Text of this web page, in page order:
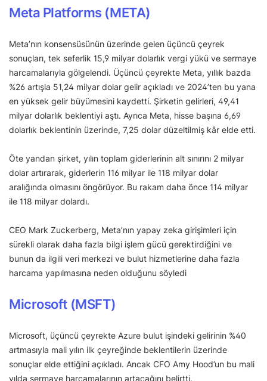
Meta Platforms (META)
Meta’nın konsensüsünün üzerinde gelen üçüncü çeyrek
sonuçları, tek seferlik 15,9 milyar dolarlık vergi yükü ve sermaye
harcamalarıyla gölgelendi. Üçüncü çeyrekte Meta, yıllık bazda
%26 artışla 51,24 milyar dolar gelir açıkladı ve 2024’ten bu yana
en yüksek gelir büyümesini kaydetti. Şirketin gelirleri, 49,41
milyar dolarlık beklentiyi aştı. Ayrıca Meta, hisse başına 6,69
dolarlık beklentinin üzerinde, 7,25 dolar düzeltilmiş kâr elde etti.
Öte yandan şirket, yılın toplam giderlerinin alt sınırını 2 milyar
dolar artırarak, giderlerin 116 milyar ile 118 milyar dolar
aralığında olmasını öngörüyor. Bu rakam daha önce 114 milyar
ile 118 milyar dolardı.
CEO Mark Zuckerberg, Meta’nın yapay zeka girişimleri için
sürekli olarak daha fazla bilgi işlem gücü gerektirdiğini ve
bunun da ilgili veri merkezi ve bulut hizmetlerine daha fazla
harcama yapılmasına neden olduğunu söyledi
Microsoft (MSFT)
Microsoft, üçüncü çeyrekte Azure bulut işindeki gelirinin %40
artmasıyla mali yılın ilk çeyreğinde beklentilerin üzerinde
sonuçlar elde ettiğini açıkladı. Ancak CFO Amy Hood’un bu mali
yılda sermaye harcamalarının artacağını belirtti.